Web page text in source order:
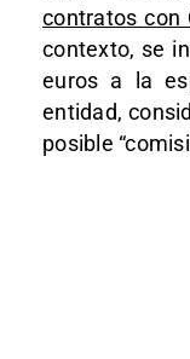
contratos con
contexto, se
euros a la
entidad,
posible